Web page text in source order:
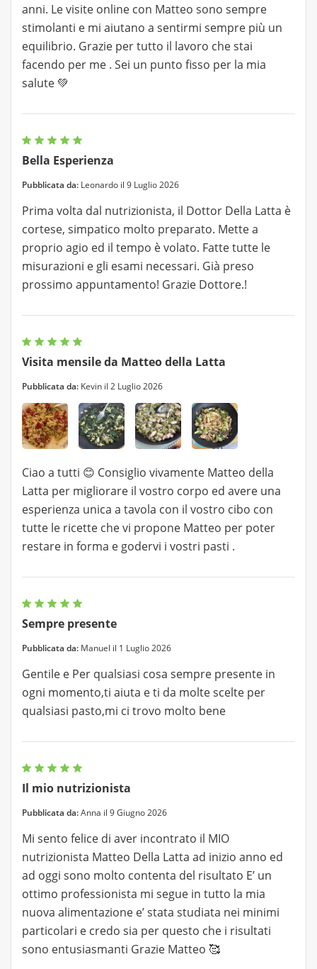
anni. Le visite online con Matteo sono sempre
stimolanti e mi aiutano a sentirmi sempre più un
equilibrio. Grazie per tutto il lavoro che stai
facendo per me . Sei un punto fisso per la mia
salute 💚
Bella Esperienza
Pubblicata da: Leonardo il 9 Luglio 2026
Prima volta dal nutrizionista, il Dottor Della Latta è
cortese, simpatico molto preparato. Mette a
proprio agio ed il tempo è volato. Fatte tutte le
misurazioni e gli esami necessari. Già preso
prossimo appuntamento! Grazie Dottore.!
Visita mensile da Matteo della Latta
Pubblicata da: Kevin il 2 Luglio 2026
Ciao a tutti 😊 Consiglio vivamente Matteo della
Latta per migliorare il vostro corpo ed avere una
esperienza unica a tavola con il vostro cibo con
tutte le ricette che vi propone Matteo per poter
restare in forma e godervi i vostri pasti .
Sempre presente
Pubblicata da: Manuel il 1 Luglio 2026
Gentile e Per qualsiasi cosa sempre presente in
ogni momento,ti aiuta e ti da molte scelte per
qualsiasi pasto,mi ci trovo molto bene
Il mio nutrizionista
Pubblicata da:Anna il 9 Giugno 2026
Mi sento felice di aver incontrato il MIO
nutrizionista Matteo Della Latta ad inizio anno ed
ad oggi sono molto contenta del risultato E’ un
ottimo professionista mi segue in tutto la mia
nuova alimentazione e’ stata studiata nei minimi
particolari e credo sia per questo che i risultati
sono entusiasmanti Grazie Matteo 🥰